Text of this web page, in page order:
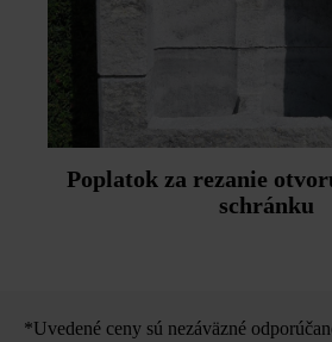
Poplatok za rezanie
schránku
*Uvedené ceny sú nezáväzné